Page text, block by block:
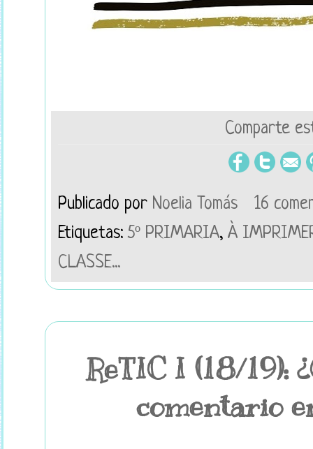
Comparte
Publicado por Noelia Tomás
16
Etiquetas:5º PRIMARIA, À
CLASSE...
ReTIC I (18/19):
comentario